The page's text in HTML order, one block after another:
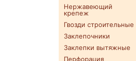
Нержавеющий
крепеж
Гвозди строительные
Заклепочники
Заклепки вытяжные
Перфорация